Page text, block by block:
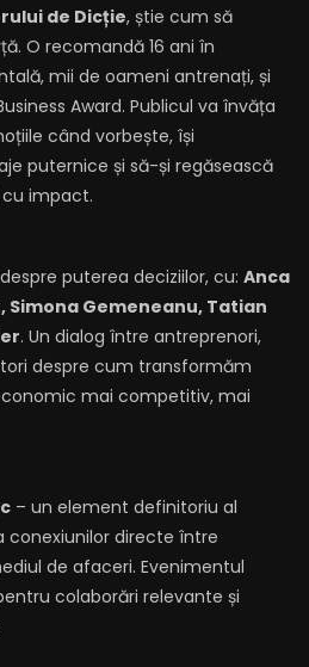
de Dicție, știe cum să
O recomandă 16 ani în
mii de oameni antrenați, și
Award. Publicul va învăța
când vorbește, își
puternice și să-și regăsească
impact.
puterea deciziilor, cu: Anca
Simona Gemeneanu, Tatian
. Un dialog între antreprenori,
despre cum transformăm
mai competitiv, mai
– un element definitoriu al
directe între
de afaceri. Evenimentul
colaborări relevante și